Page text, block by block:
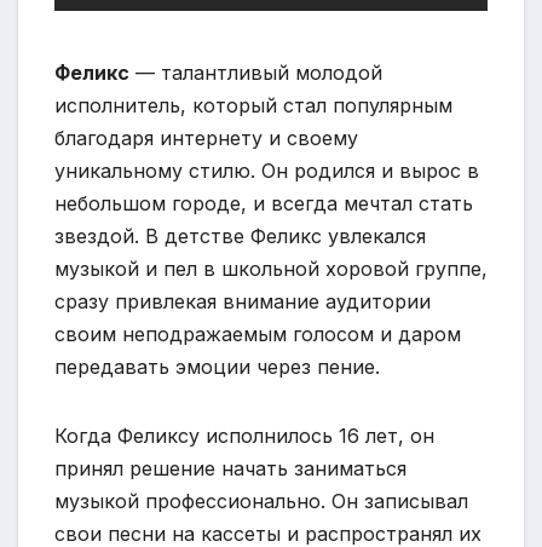
Феликс — талантливый молодой
исполнитель, который стал популярным
благодаря интернету и своему
уникальному стилю. Он родился и вырос в
небольшом городе, и всегда мечтал стать
звездой. В детстве Феликс увлекался
музыкой и пел в школьной хоровой группе,
сразу привлекая внимание аудитории
своим неподражаемым голосом и даром
передавать эмоции через пение.
Когда Феликсу исполнилось 16 лет, он
принял решение начать заниматься
музыкой профессионально. Он записывал
свои песни на кассеты и распространял их